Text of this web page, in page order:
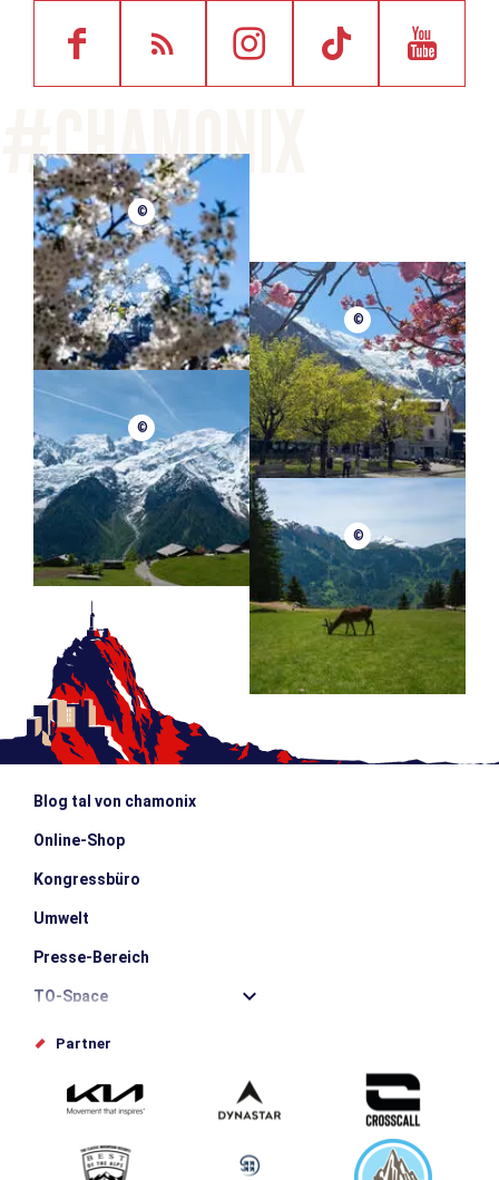
©
©
©
©
Blog tal von chamonix
Online-Shop
Kongressbüro
Umwelt
Presse-Bereich
TO-Space
Offices de tourisme
Schlagen Sie Ihr Event vor
Service groupes et séminaires
Partner